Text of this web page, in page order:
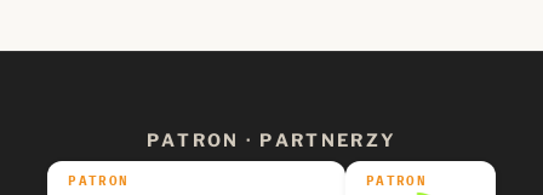
PATRON · PARTNERZY
PATRON PATRON